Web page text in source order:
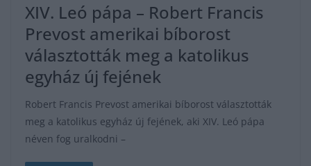
XIV. Leó pápa – Robert Francis
Prevost amerikai bíborost
választották meg a katolikus
egyház új fejének
Robert Francis Prevost amerikai bíborost választották
meg a katolikus egyház új fejének, aki XIV. Leó pápa
néven fog uralkodni –